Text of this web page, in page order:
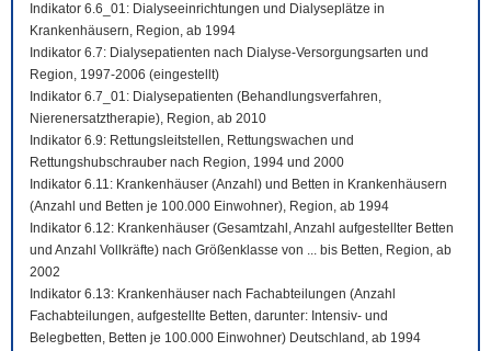
Indikator 6.6_01: Dialyseeinrichtungen und Dialyseplätze in
Krankenhäusern, Region, ab 1994
Indikator 6.7: Dialysepatienten nach Dialyse-Versorgungsarten und
Region, 1997-2006 (eingestellt)
Indikator 6.7_01: Dialysepatienten (Behandlungsverfahren,
Nierenersatztherapie), Region, ab 2010
Indikator 6.9: Rettungsleitstellen, Rettungswachen und
Rettungshubschrauber nach Region, 1994 und 2000
Indikator 6.11: Krankenhäuser (Anzahl) und Betten in Krankenhäusern
(Anzahl und Betten je 100.000 Einwohner), Region, ab 1994
Indikator 6.12: Krankenhäuser (Gesamtzahl, Anzahl aufgestellter Betten
und Anzahl Vollkräfte) nach Größenklasse von ... bis Betten, Region, ab
2002
Indikator 6.13: Krankenhäuser nach Fachabteilungen (Anzahl
Fachabteilungen, aufgestellte Betten, darunter: Intensiv- und
Belegbetten, Betten je 100.000 Einwohner) Deutschland, ab 1994